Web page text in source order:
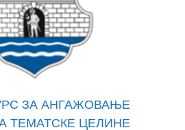
ЗА АНГАЖОВАЊЕ
ТЕМАТСКЕ ЦЕЛИНЕ